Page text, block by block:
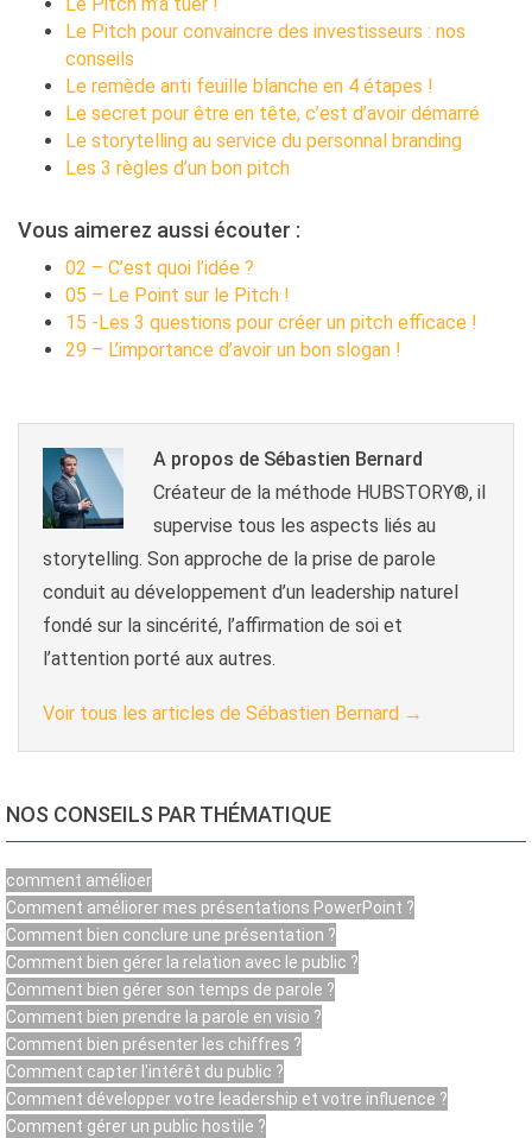
Le Pitch m’a tuer !
Le Pitch pour convaincre des investisseurs : nos
conseils
Le remède anti feuille blanche en 4 étapes !
Le secret pour être en tête, c’est d’avoir démarré
Le storytelling au service du personnal branding
Les 3 règles d’un bon pitch
Vous aimerez aussi écouter :
02 – C’est quoi l’idée ?
05 – Le Point sur le Pitch !
15 -Les 3 questions pour créer un pitch efficace !
29 – L’importance d’avoir un bon slogan !
A propos de Sébastien Bernard
Créateur de la méthode HUBSTORY®, il
supervise tous les aspects liés au
storytelling. Son approche de la prise de parole
conduit au développement d’un leadership naturel
fondé sur la sincérité, l’affirmation de soi et
l’attention porté aux autres.
Voir tous les articles de Sébastien Bernard →
NOS CONSEILS PAR THÉMATIQUE
comment amélioer
Comment améliorer mes présentations PowerPoint ?
Comment bien conclure une présentation ?
Comment bien gérer la relation avec le public ?
Comment bien gérer son temps de parole ?
Comment bien prendre la parole en visio ?
Comment bien présenter les chiffres ?
Comment capter l'intérêt du public ?
Comment développer votre leadership et votre influence ?
Comment gérer un public hostile ?